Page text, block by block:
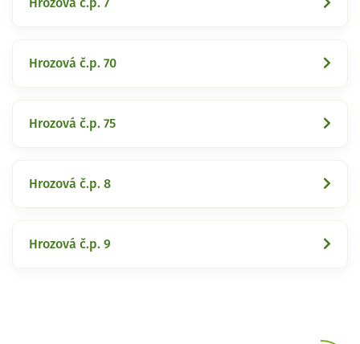
Hrozová č.p. 7
Hrozová č.p. 70
Hrozová č.p. 75
Hrozová č.p. 8
Hrozová č.p. 9